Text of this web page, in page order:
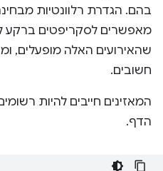
בהם. הגדרת רלוונטיות
מאפשרים לסקריפטים ברקע
שהאירועים האלה מופעלים,
חשובים.
המאזינים חייבים להיות
הדף.